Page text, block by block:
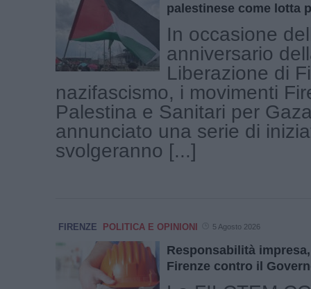
palestinese come lotta
In occasione
anniversario
Liberazione di
nazifascismo, i movimenti
Palestina e Sanitari per
annunciato una serie di
svolgeranno [...]
FIRENZE POLITICA E OPINIONI 5 Agosto 2026
Responsabilità
Firenze contro il